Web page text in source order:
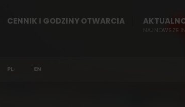
CENNIK I GODZINY OTWARCIA
NAJNOWSZE
PL EN